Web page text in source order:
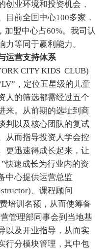
创业环境和投资机会，
目前全国中心100多家，
加盟中心占60%。我司认
力等同于赢利能力。
运营支持体系
CITY KIDS CLUB)
，定位五星级的儿童
人的筛选都需经过五个
来。从前期的选址到商
判以及核心团队的复试
从而指导投资人学会控
更迅速得成长起来，让
快速成长为行业内的资
中心提供运营总监
、课程顾问
培训名额，从而使筹备
管理部同事会到当地基
以及开业指导，从而实
行分模块管理，其中包